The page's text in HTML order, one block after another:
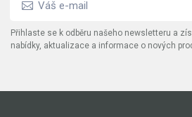
Přihlaste se k odběru našeho newsletteru a
nabídky, aktualizace a informace o nových